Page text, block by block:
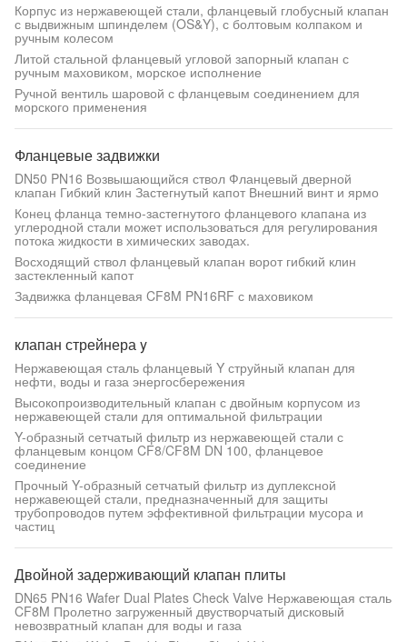
Корпус из нержавеющей стали, фланцевый глобусный клапан
с выдвижным шпинделем (OS&Y), с болтовым колпаком и
ручным колесом
Литой стальной фланцевый угловой запорный клапан с
ручным маховиком, морское исполнение
Ручной вентиль шаровой с фланцевым соединением для
морского применения
Фланцевые задвижки
DN50 PN16 Возвышающийся ствол Фланцевый дверной
клапан Гибкий клин Застегнутый капот Внешний винт и ярмо
Конец фланца темно-застегнутого фланцевого клапана из
углеродной стали может использоваться для регулирования
потока жидкости в химических заводах.
Восходящий ствол фланцевый клапан ворот гибкий клин
застекленный капот
Задвижка фланцевая CF8M PN16RF с маховиком
клапан стрейнера y
Нержавеющая сталь фланцевый Y струйный клапан для
нефти, воды и газа энергосбережения
Высокопроизводительный клапан с двойным корпусом из
нержавеющей стали для оптимальной фильтрации
Y-образный сетчатый фильтр из нержавеющей стали с
фланцевым концом CF8/CF8M DN 100, фланцевое
соединение
Прочный Y-образный сетчатый фильтр из дуплексной
нержавеющей стали, предназначенный для защиты
трубопроводов путем эффективной фильтрации мусора и
частиц
Двойной задерживающий клапан плиты
DN65 PN16 Wafer Dual Plates Check Valve Нержавеющая сталь
CF8M Пролетно загруженный двустворчатый дисковый
невозвратный клапан для воды и газа